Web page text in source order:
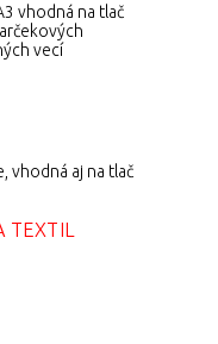
vhodná na tlač
vecí
vhodná aj na tlač
TEXTIL